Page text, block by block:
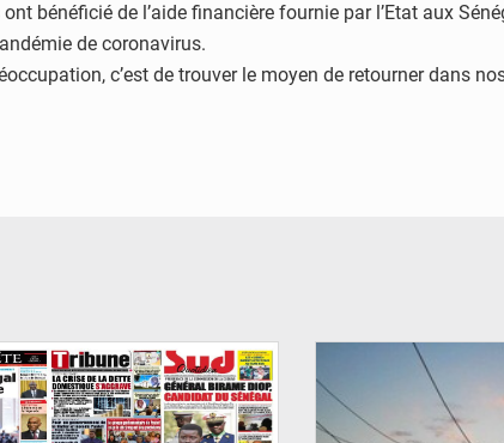
bénéficié de l’aide financière fournie par l’Etat aux
de coronavirus.
c’est de trouver le moyen de retourner dans